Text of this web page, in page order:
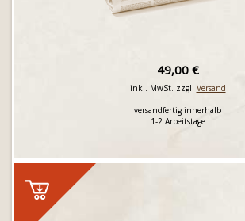
49,00 €
inkl. MwSt. zzgl. Versand
versandfertig innerhalb
1-2 Arbeitstage